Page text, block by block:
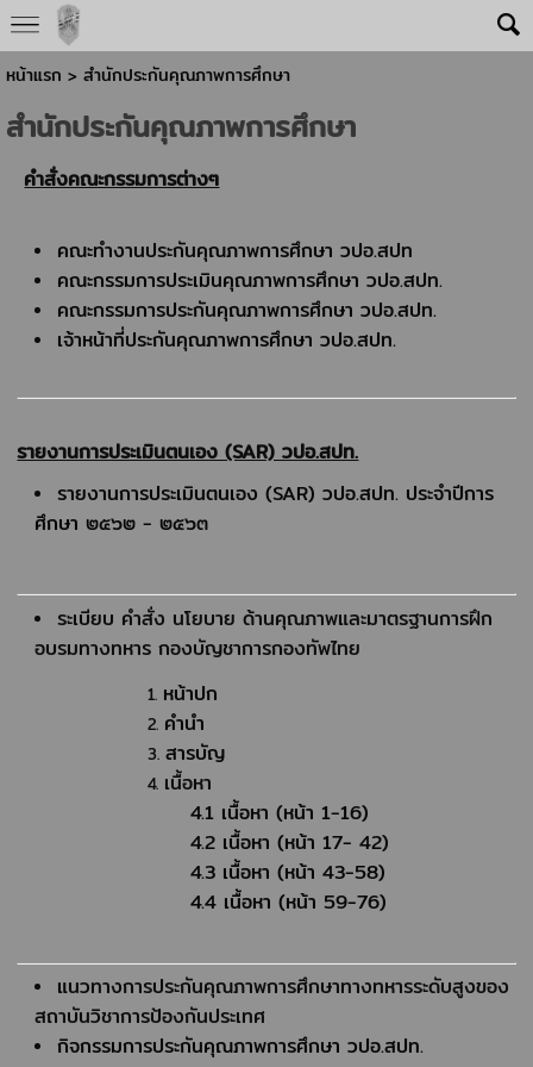
หน้าแรก > สำนักประกันคุณภาพการศึกษา
สำนักประกันคุณภาพการศึกษา
คำสั่งคณะกรรมการต่างๆ
คณะทำงานประกันคุณภาพการศึกษา วปอ.สปท
คณะกรรมการประเมินคุณภาพการศึกษา วปอ.สปท.
คณะกรรมการประกันคุณภาพการศึกษา วปอ.สปท.
เจ้าหน้าที่ประกันคุณภาพการศึกษา วปอ.สปท.
รายงานการประเมินตนเอง (SAR) วปอ.สปท.
รายงานการประเมินตนเอง (SAR) วปอ.สปท. ประจำปีการ
ศึกษา ๒๕๖๒ - ๒๕๖๓
ระเบียบ คำสั่ง นโยบาย ด้านคุณภาพและมาตรฐานการฝึก
อบรมทางทหาร กองบัญชาการกองทัพไทย
หน้าปก
คำนำ
สารบัญ
เนื้อหา
4.1 เนื้อหา (หน้า 1-16)
4.2 เนื้อหา (หน้า 17- 42)
4.3 เนื้อหา (หน้า 43-58)
4.4 เนื้อหา (หน้า 59-76)
แนวทางการประกันคุณภาพการศึกษาทางทหารระดับสูงของ
สถาบันวิชาการป้องกันประเทศ
กิจกรรมการประกันคุณภาพการศึกษา วปอ.สปท.